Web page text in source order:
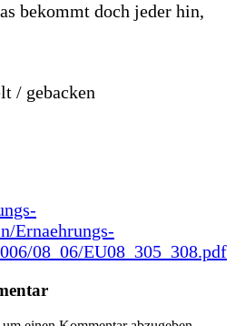
bekommt doch jeder hin,
/ gebacken
Ernaehrungs-
08_06/EU08_305_308.pdf